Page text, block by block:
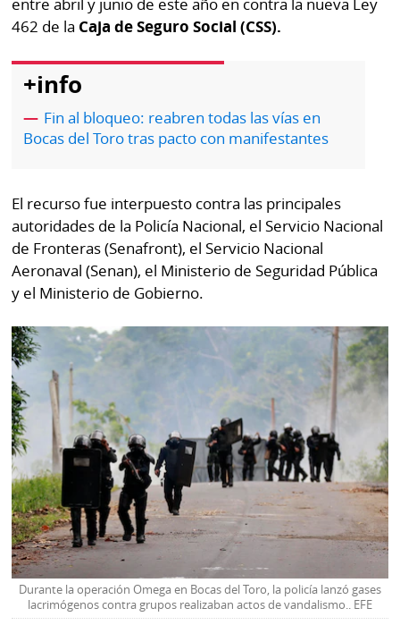
LuctuosasBuenas
prácticas
OTROS
SITIOS
por
Metro
Tienda
Panamá
Tiquetes
Cero
KM
Corprensa
Diario
Ellas
Club
La
Busca
⌾
Hoy
por
Hoy
⌾
Sábado
Picante
⌾
La
Repregunta
Tal
Cual
⌾
Sabrina
Sin
Censura
entre abril y junio de este año en contra la nueva Ley
462 de la Caja de Seguro Social (CSS).
+info
Fin al bloqueo: reabren todas las vías en
Bocas del Toro tras pacto con manifestantes
El recurso fue interpuesto contra las principales
autoridades de la Policía Nacional, el Servicio Nacional
de Fronteras (Senafront), el Servicio Nacional
Aeronaval (Senan), el Ministerio de Seguridad Pública
y el Ministerio de Gobierno.
Durante la operación Omega en Bocas del Toro, la policía lanzó gases
lacrimógenos contra grupos realizaban actos de vandalismo.. EFE